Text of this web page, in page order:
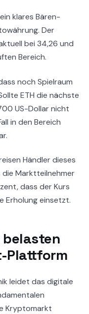
klares Bären-
Der
bei 34,26 und
Bereich.
noch Spielraum
ETH die nächste
US-Dollar nicht
in den Bereich
Händler dieses
die Marktteilnehmer
dass der Kurs
Erholung einsetzt.
belasten
Plattform
leidet das digitale
Kryptomarkt